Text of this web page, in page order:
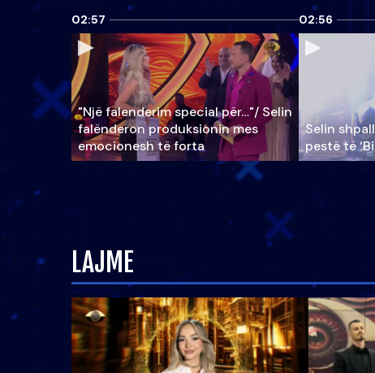
02:57
"Një falenderim special për…"/ Selin
falënderon produksionin mes
emocionesh të forta
02:56
Selin
pestë të
LAJME